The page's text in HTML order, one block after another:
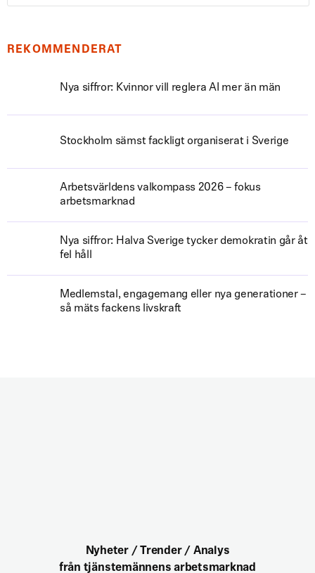
REKOMMENDERAT
Nya siffror: Kvinnor vill reglera AI mer än män
Stockholm sämst fackligt organiserat i Sverige
Arbetsvärldens valkompass 2026 – fokus
arbetsmarknad
Nya siffror: Halva Sverige tycker demokratin går åt
fel håll
Medlemstal, engagemang eller nya generationer –
så mäts fackens livskraft
Nyheter / Trender / Analys
från tjänstemännens arbetsmarknad